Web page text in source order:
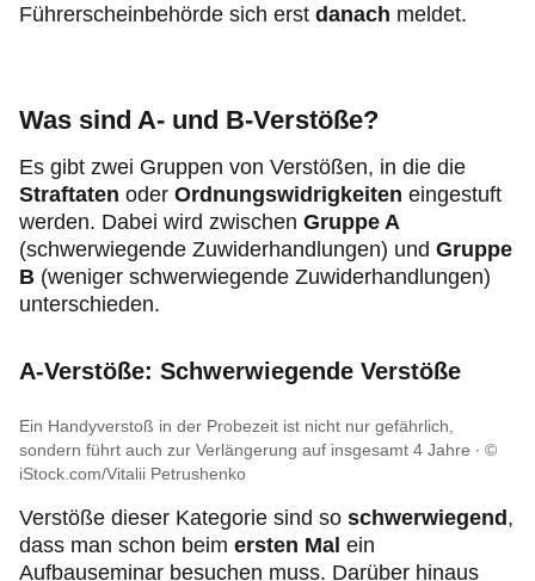
Führerscheinbehörde sich erst danach meldet.
Was sind A- und B-Verstöße?
Es gibt zwei Gruppen von Verstößen, in die die
Straftaten oder Ordnungswidrigkeiten eingestuft
werden. Dabei wird zwischen Gruppe A
(schwerwiegende Zuwiderhandlungen) und Gruppe
B (weniger schwerwiegende Zuwiderhandlungen)
unterschieden.
A-Verstöße: Schwerwiegende Verstöße
Ein Handyverstoß in der Probezeit ist nicht nur gefährlich,
sondern führt auch zur Verlängerung auf insgesamt 4 Jahre
©
iStock.com/Vitalii Petrushenko
Verstöße dieser Kategorie sind so schwerwiegend ,
dass man schon beim ersten Mal ein
Aufbauseminar besuchen muss. Darüber hinaus